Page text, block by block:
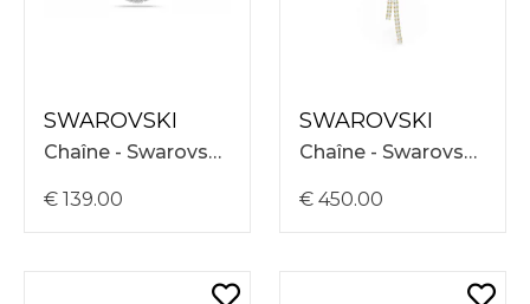
SWAROVSKI
Chaîne - Swarovski Sublima Necklace 38-45 5738246
€ 139.00
SWAROVSKI
Chaîne - Swarovski Matrix Necklace 36-43 5750601
€ 450.00